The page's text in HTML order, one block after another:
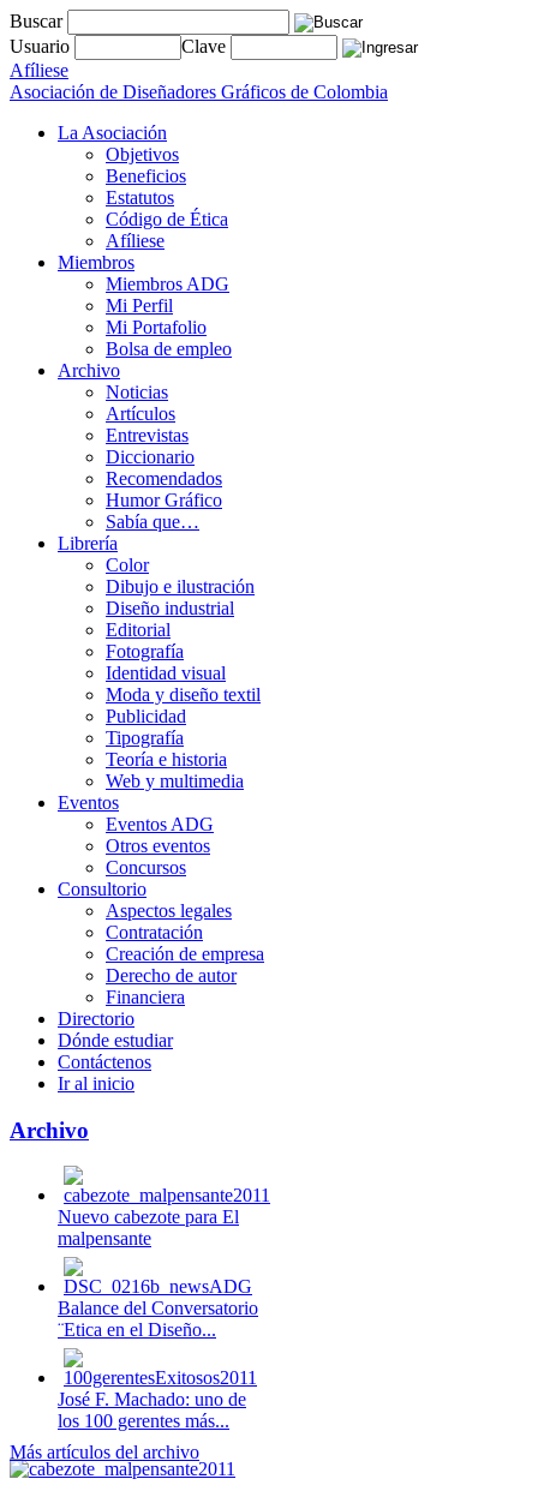
Buscar
Usuario
Clave
Afíliese
Asociación de Diseñadores Gráficos de Colombia
La Asociación
Objetivos
Beneficios
Estatutos
Código de Ética
Afíliese
Miembros
Miembros ADG
Mi Perfil
Mi Portafolio
Bolsa de empleo
Archivo
Noticias
Artículos
Entrevistas
Diccionario
Recomendados
Humor Gráfico
Sabía que…
Librería
Color
Dibujo e ilustración
Diseño industrial
Editorial
Fotografía
Identidad visual
Moda y diseño textil
Publicidad
Tipografía
Teoría e historia
Web y multimedia
Eventos
Eventos ADG
Otros eventos
Concursos
Consultorio
Aspectos legales
Contratación
Creación de empresa
Derecho de autor
Financiera
Directorio
Dónde estudiar
Contáctenos
Ir al inicio
Archivo
Nuevo cabezote para El
malpensante
Balance del Conversatorio
¨Etica en el Diseño...
José F. Machado: uno de
los 100 gerentes más...
Más artículos del archivo